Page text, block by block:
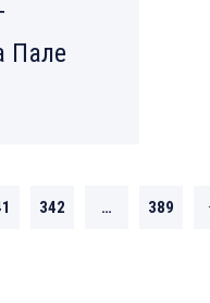
Пале
342 … 389